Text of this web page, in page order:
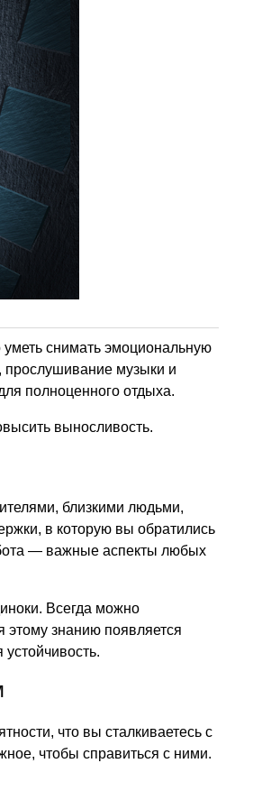
снимать эмоциональную
прослушивание музыки и
полноценного отдыха.
выносливость.
близкими людьми,
в которую вы обратились
— важные аспекты любых
Всегда можно
знанию появляется
что вы сталкиваетесь с
чтобы справиться с ними.